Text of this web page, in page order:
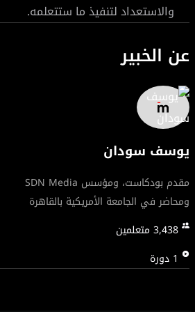
الأمر لا يقتصر فقط على وسائل
دخلًا من علامتك التجارية الشخصية
للأفضل وتمنحك الأدوات اللازمة
والاستعداد لتنفيذ ما ستتعلمه.
عن الخبير
يوسف سودان
مقدم بودكاست، ومؤسس SDN Media
ومحاضر في الجامعة الأمريكية بالقاهرة
3,438متعلمين
1 دورة